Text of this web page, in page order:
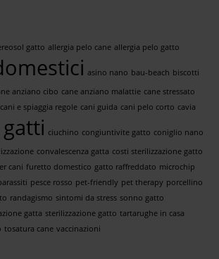
gatto allergia pelo cane allergia pelo gatto
asino nano bau-beach biscotti
anziano cibo cane anziano malattie cane stressato
cani e spiaggia regole cani guida cani pelo corto cavia
ciuchino congiuntivite gatto coniglio nano
convalescenza gatta costi sterilizzazione gatto
cani furetto domestico gatto raffreddato microchip
pesce rosso pet-friendly pet therapy porcellino
randagismo sintomi da stress sonno gatto
gatta sterilizzazione gatto tartarughe in casa
tosatura cane vaccinazioni